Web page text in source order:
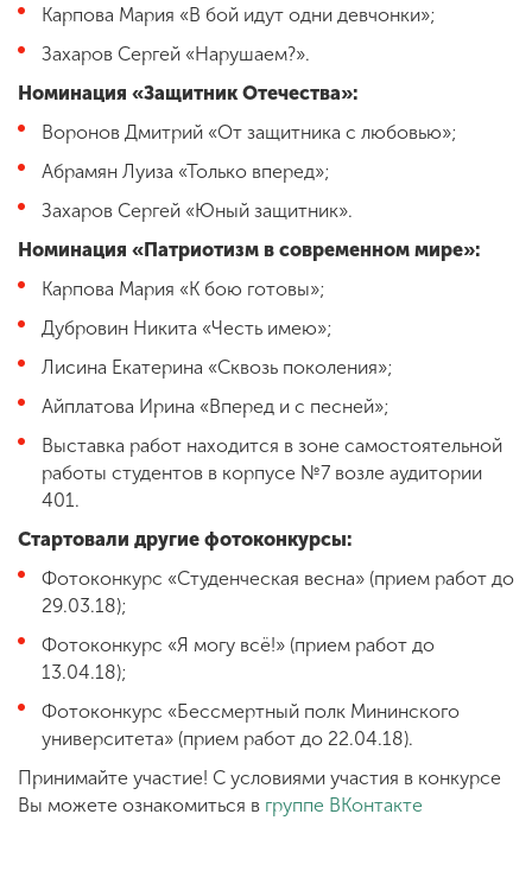
Карпова Мария «В бой идут одни девчонки»;
Захаров Сергей «Нарушаем?».
Номинация «Защитник Отечества»:
Воронов Дмитрий «От защитника с любовью»;
Абрамян Луиза «Только вперед»;
Захаров Сергей «Юный защитник».
Номинация «Патриотизм в современном мире»:
Карпова Мария «К бою готовы»;
Дубровин Никита «Честь имею»;
Лисина Екатерина «Сквозь поколения»;
Айплатова Ирина «Вперед и с песней»;
Выставка работ находится в зоне самостоятельной
работы студентов в корпусе №7 возле аудитории
401.
Стартовали другие фотоконкурсы:
Фотоконкурс «Студенческая весна» (прием работ до
29.03.18);
Фотоконкурс «Я могу всё!» (прием работ до
13.04.18);
Фотоконкурс «Бессмертный полк Мининского
университета» (прием работ до 22.04.18).
Принимайте участие! С условиями участия в конкурсе
Вы можете ознакомиться в группе ВКонтакте